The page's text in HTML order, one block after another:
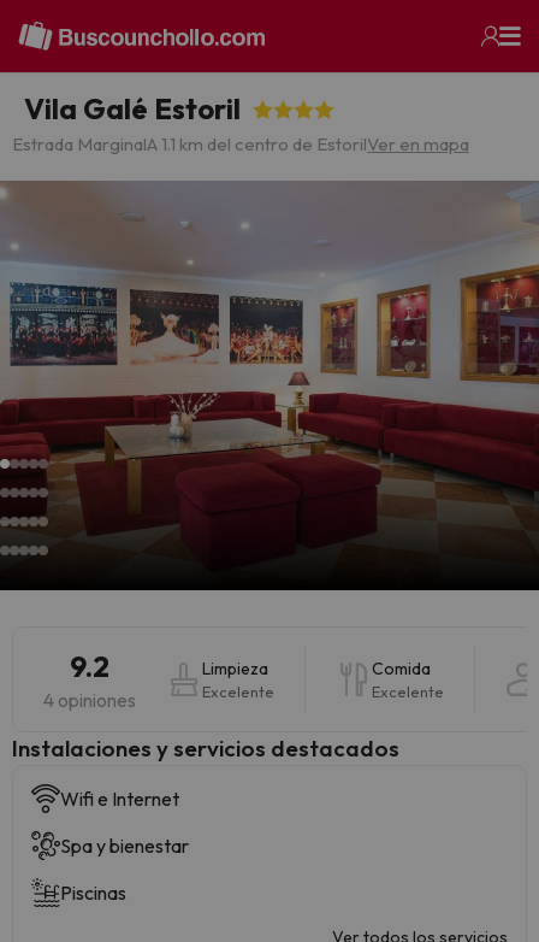
Vila Galé Estoril
Estrada MarginalA 1.1 km del centro de EstorilVer en mapa
9.2
4 opiniones
Limpieza
Excelente
Comida
Excelente
Instalaciones y servicios destacados
Wifi e Internet
Spa y bienestar
Piscinas
Ver todos los servicios